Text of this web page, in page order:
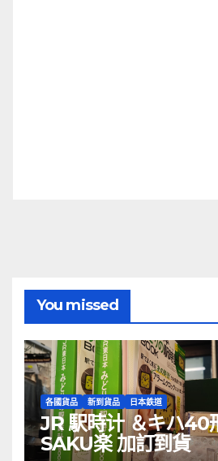
You missed
各國貨品 新到貨品 日本鉄道
JR 駅時计 ＆キハ40
SAKU楽 加訂到貨